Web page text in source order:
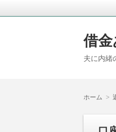
借
夫に内緒
ホーム